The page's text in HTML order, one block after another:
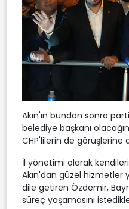
Akın'ın bundan sonra
belediye başkanı
CHP'lilerin de görüşlerine
İl yönetimi olarak
Akın'dan güzel hizmetler
dile getiren Özdemir,
süreç yaşamasını